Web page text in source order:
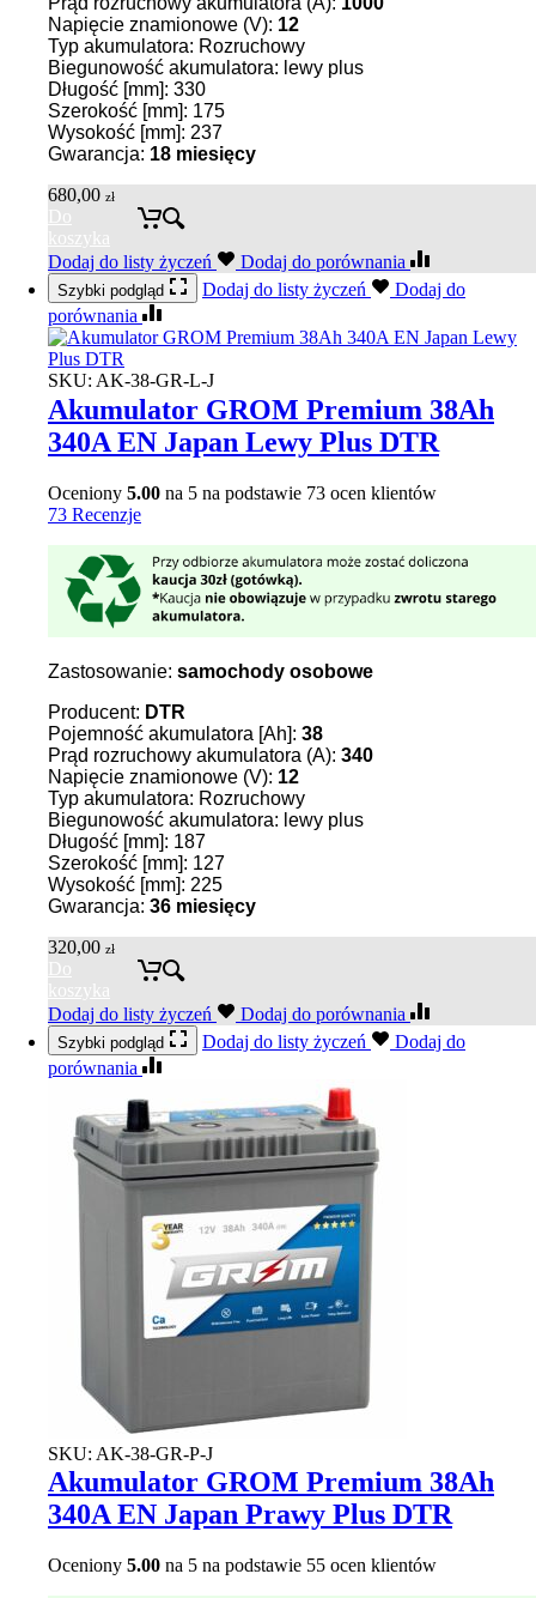
Napięcie znamionowe (V): 12
Typ akumulatora: Rozruchowy
Biegunowość akumulatora: lewy plus
Długość [mm]: 330
Szerokość [mm]: 175
Wysokość [mm]: 237
Gwarancja: 18 miesięcy
680,00 zł
Do
koszyka
Dodaj do listy życzeń
Dodaj do porównania
Szybki podgląd Dodaj do listy życzeń
Dodaj do
porównania
SKU: AK-38-GR-L-J
Akumulator GROM Premium 38Ah
340A EN Japan Lewy Plus DTR
Oceniony 5.00 na 5 na podstawie 73 ocen klientów
73 Recenzje
Zastosowanie: samochody osobowe
Producent: DTR
Pojemność akumulatora [Ah]: 38
Prąd rozruchowy akumulatora (A): 340
Napięcie znamionowe (V): 12
Typ akumulatora: Rozruchowy
Biegunowość akumulatora: lewy plus
Długość [mm]: 187
Szerokość [mm]: 127
Wysokość [mm]: 225
Gwarancja: 36 miesięcy
320,00 zł
Do
koszyka
Dodaj do listy życzeń
Dodaj do porównania
Szybki podgląd Dodaj do listy życzeń
Dodaj do
porównania
SKU: AK-38-GR-P-J
Akumulator GROM Premium 38Ah
340A EN Japan Prawy Plus DTR
Oceniony 5.00 na 5 na podstawie 55 ocen klientów